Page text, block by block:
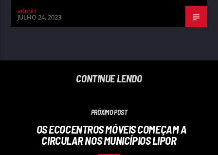
admin
JULHO 24, 2023
CONTINUE LENDO
PRÓXIMO POST
OS ECOCENTROS MÓVEIS COMEÇAM A
CIRCULAR NOS MUNICÍPIOS LIPOR